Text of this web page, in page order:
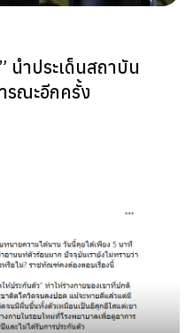
นำประเด็นสถาบัน
รณะอีกครั้ง